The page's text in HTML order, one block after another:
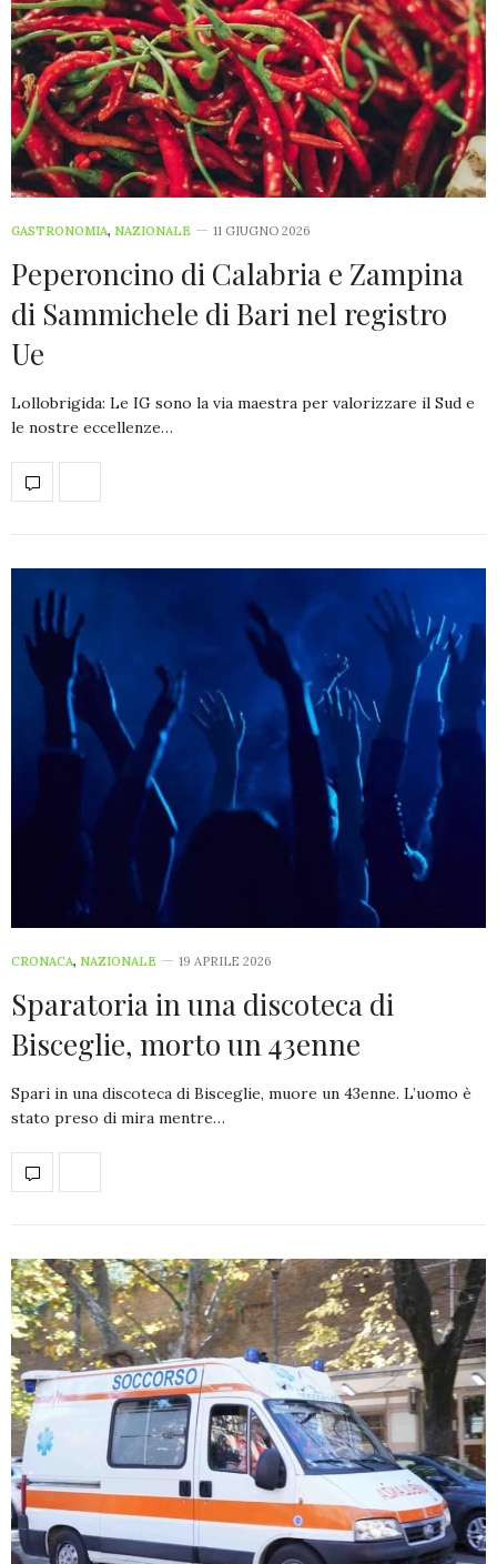
GASTRONOMIA, NAZIONALE 11 GIUGNO 2026
Peperoncino di Calabria e Zampina
di Sammichele di Bari nel registro
Ue
Lollobrigida: Le IG sono la via maestra per valorizzare il Sud e
le nostre eccellenze…
CRONACA, NAZIONALE 19 APRILE 2026
Sparatoria in una discoteca di
Bisceglie, morto un 43enne
Spari in una discoteca di Bisceglie, muore un 43enne. L’uomo è
stato preso di mira mentre…